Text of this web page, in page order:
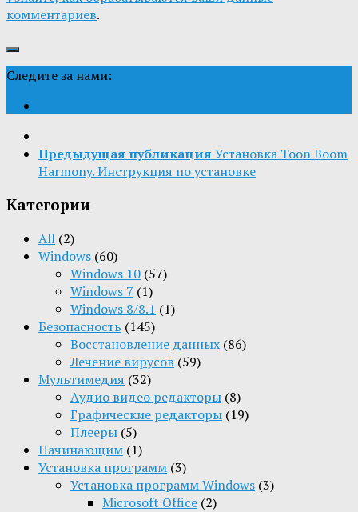
комментариев.
Следите за нами:
Предыдущая публикация Установка Toon Boom
Harmony. Инструкция по установке
Категории
All (2)
Windows (60)
Windows 10 (57)
Windows 7 (1)
Windows 8/8.1 (1)
Безопасность (145)
Восстановление данных (86)
Лечение вирусов (59)
Мультимедия (32)
Aудио видео редакторы (8)
Графические редакторы (19)
Плееры (5)
Начинающим (1)
Установка программ (3)
Установка программ Windows (3)
Microsoft Office (2)